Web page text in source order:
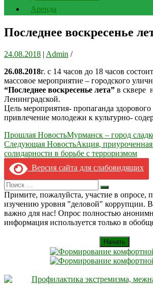
Аренда
Последнее воскресенье
24.08.2018 | Admin /
26.08.2018г. с 14 часов до 18 часов
массовое мероприятие – городского
“Последнее воскресенье лета” в сквере
Ленинградской.
Цель мероприятия- пропаганда
привлечение молодежи к культурно-
Навигация
по
записям
Прошлая НовостьМурманск – город
Следующая НовостьАкция,
солидарности в борьбе с терроризмом
Версия сайта для слабовидящих
Search
for:
Искать
Примите, пожалуйста, участие в опросе,
изучению уровня "деловой" коррупции.
важно для нас! Опрос полностью
информация используется только в
Начать